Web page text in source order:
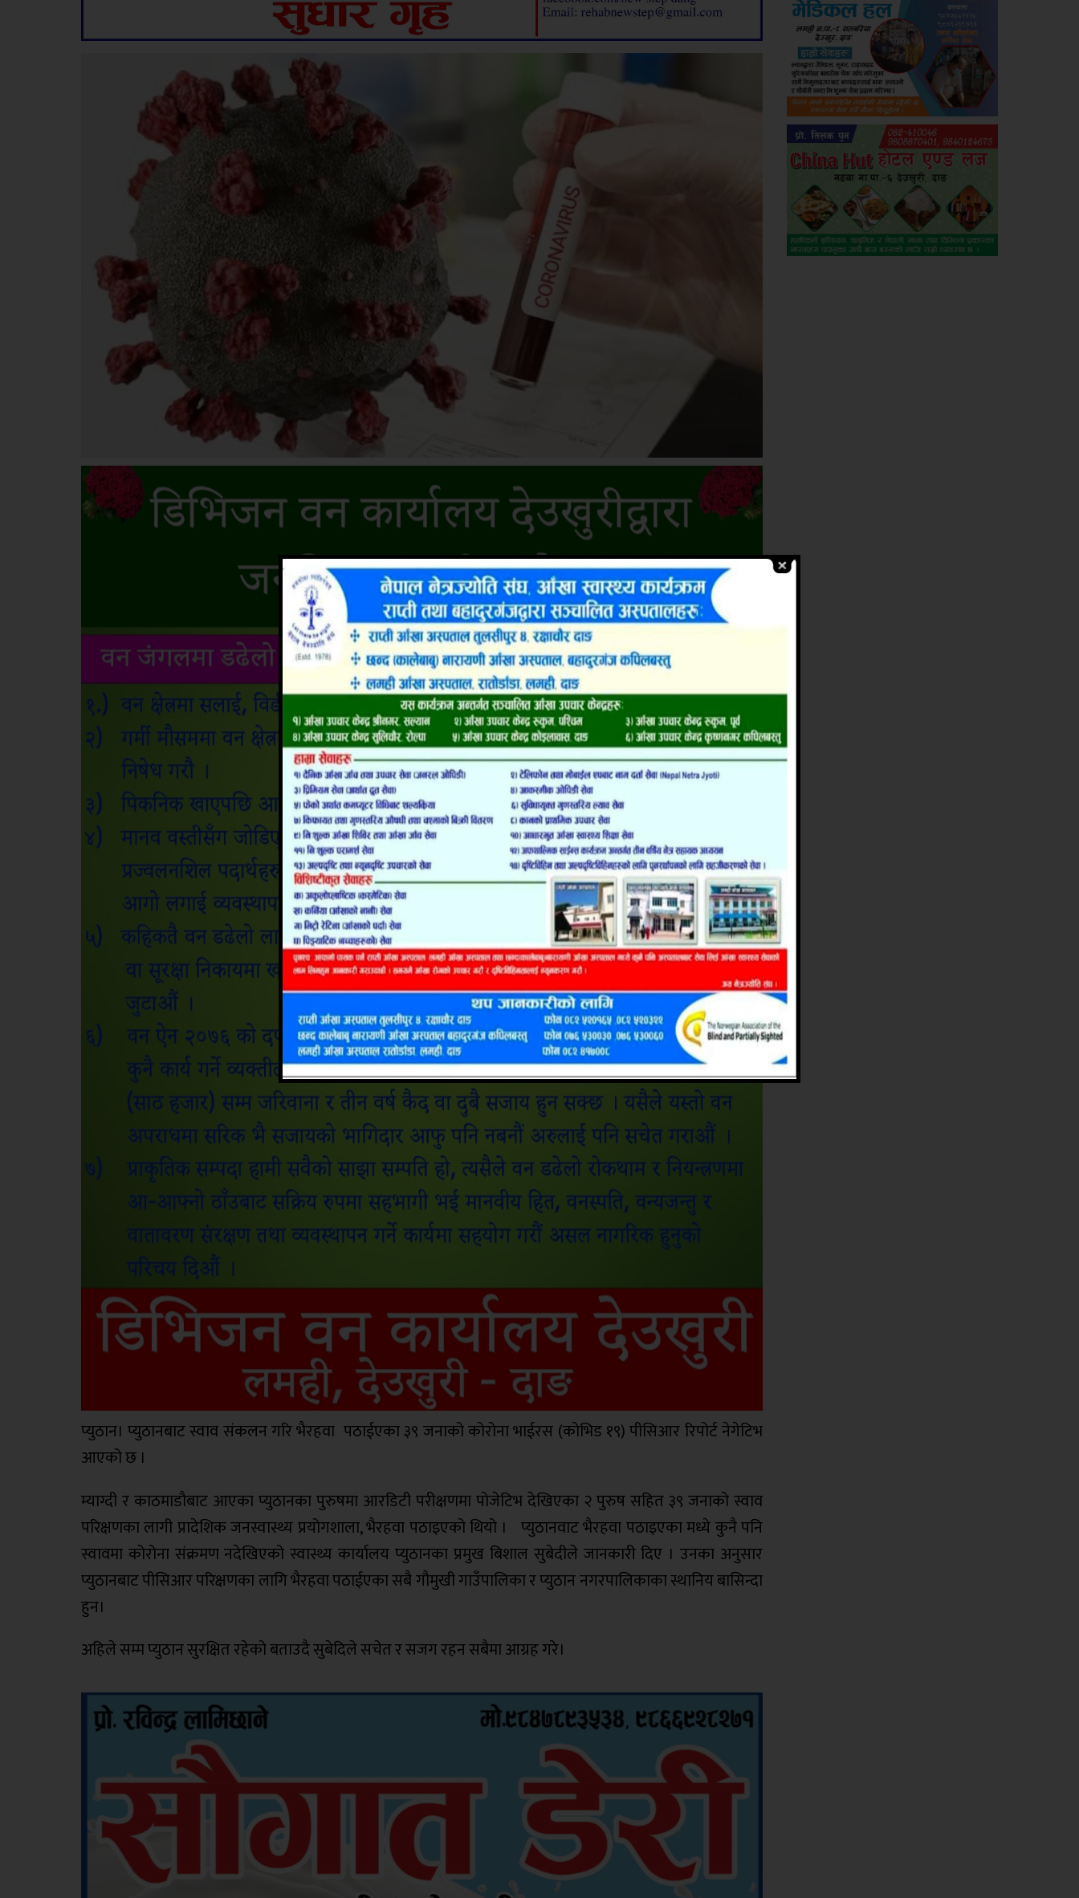
प्युठान। प्युठानबाट स्वाव संकलन गरि भैरहवा पठाईएका ३९ जनाको कोरोना भाईरस (कोभिड १९) पीसिआर रिपोर्ट नेगेटिभ
आएको छ ।
म्याग्दी र काठमाडौबाट आएका प्युठानका पुरुषमा आरडिटी परीक्षणमा पोजेटिभ देखिएका २ पुरुष सहित ३९ जनाको स्वाव
परिक्षणका लागी प्रादेशिक जनस्वास्थ्य प्रयोगशाला, भैरहवा पठाइएको थियो । प्युठानवाट भैरहवा पठाइएका मध्ये कुनै पनि
स्वावमा कोरोना संक्रमण नदेखिएको स्वास्थ्य कार्यालय प्युठानका प्रमुख बिशाल सुबेदीले जानकारी दिए । उनका अनुसार
प्युठानबाट पीसिआर परिक्षणका लागि भैरहवा पठाईएका सबै गौमुखी गाउँपालिका र प्युठान नगरपालिकाका स्थानिय बासिन्दा
हुन।
अहिले सम्म प्युठान सुरक्षित रहेको बताउदै सुबेदिले सचेत र सजग रहन सबैमा आग्रह गरे।